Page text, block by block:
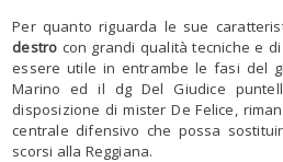
Per quanto riguarda le sue
destro con grandi qualità tecniche e
essere utile in entrambe le fasi del
Marino ed il dg Del Giudice
disposizione di mister De Felice,
centrale difensivo che possa
scorsi alla Reggiana.